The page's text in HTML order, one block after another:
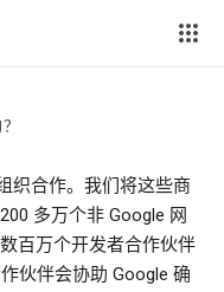
织合作。我们将这些商
多万个非 Google 网
百万个开发者合作伙伴
伙伴会协助 Google 确